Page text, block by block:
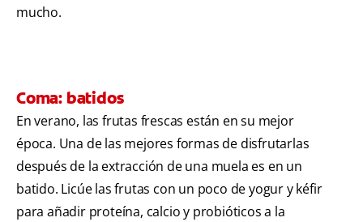
mucho.
Coma: batidos
En verano, las frutas frescas están en su mejor
época. Una de las mejores formas de disfrutarlas
después de la extracción de una muela es en un
batido. Licúe las frutas con un poco de yogur y kéfir
para añadir proteína, calcio y probióticos a la